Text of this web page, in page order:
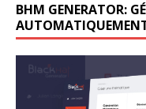
BHM GENERATOR: